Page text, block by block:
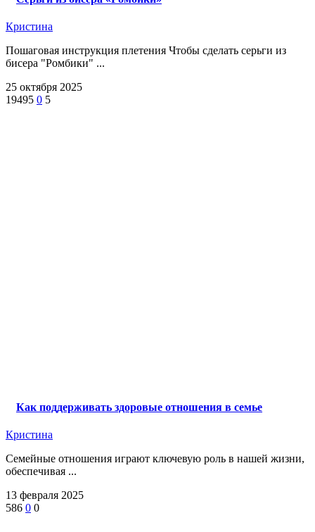
Кристина
Пошаговая инструкция плетения Чтобы сделать серьги из
бисера "Ромбики" ...
25 октября 2025
19495 0 5
Как поддерживать здоровые отношения в семье
Кристина
Семейные отношения играют ключевую роль в нашей жизни,
обеспечивая ...
13 февраля 2025
586 0 0